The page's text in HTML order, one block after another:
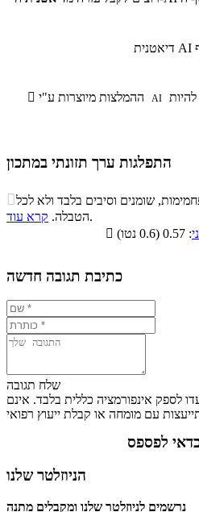
דיאטנית AI
 AI
התפלגות ערך תזונתי במתכון
התפלגות ערך תזונתי במתכון
סיבים
תזונתיים
שומנים חלבונים
18.1%
שומנים וסיבים בלבד ולא לכל
הטבלה. קרא עוד
.

כתיבת תגובה חדשה
שלח תגובה
לספק אינפורמציה כללית בלבד. אינם
הניוזלטר שלנו
נרשמים לניוזלטר שלנו ומקבלים מתנה